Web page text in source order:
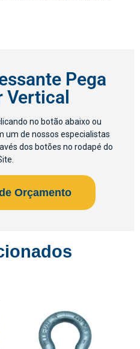
Pega
Vertical
no botão abaixo ou
um de nossos especialistas
dos botões no rodapé do
Orçamento